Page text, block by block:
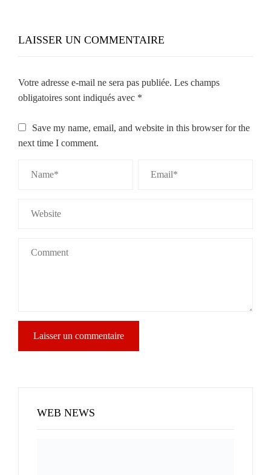
LAISSER UN COMMENTAIRE
Votre adresse e-mail ne sera pas publiée. Les champs
obligatoires sont indiqués avec *
Save my name, email, and website in this browser for the
next time I comment.
WEB NEWS